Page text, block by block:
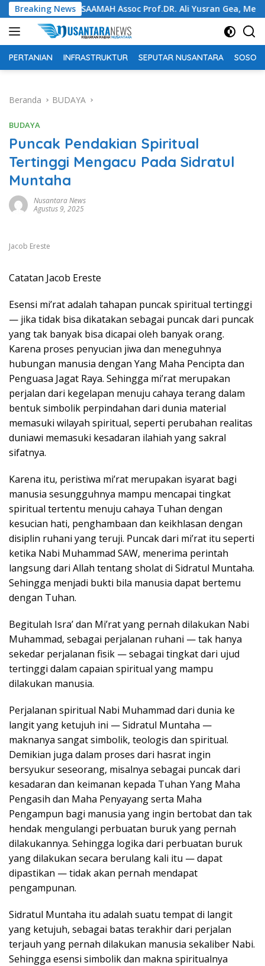
Langsung
ke
konten
Breaking News
Waris SAAMAH Assoc Prof.DR. Ali Yusran Gea,
PERTANIAN INFRASTRUKTUR SEPUTAR NUSANTARA SOSOK
Beranda BUDAYA
BUDAYA
Puncak Pendakian Spiritual
Tertinggi Mengacu Pada Sidratul
Muntaha
Nusantara News
Agustus 9, 2025
Jacob Ereste
Catatan Jacob Ereste
Esensi mi’rat adalah tahapan puncak spiritual tertinggi
— jika tidak bisa dikatakan sebagai puncak dari puncak
yang tak banyak bisa dicapai oleh banyak orang.
Karena proses penyucian jiwa dan meneguhnya
hubungan manusia dengan Yang Maha Pencipta dan
Penguasa Jagat Raya. Sehingga mi’rat merupakan
perjalan dari kegelapan menuju cahaya terang dalam
bentuk simbolik perpindahan dari dunia material
memasuki wilayah spiritual, seperti perubahan realitas
duniawi memasuki kesadaran ilahiah yang sakral
sifatnya.
Karena itu, peristiwa mi’rat merupakan isyarat bagi
manusia sesungguhnya mampu mencapai tingkat
spiritual tertentu menuju cahaya Tuhan dengan
kesucian hati, penghambaan dan keikhlasan dengan
disiplin ruhani yang teruji. Puncak dari mi’rat itu seperti
ketika Nabi Muhammad SAW, menerima perintah
langsung dari Allah tentang sholat di Sidratul Muntaha.
Sehingga menjadi bukti bila manusia dapat bertemu
dengan Tuhan.
Begitulah Isra’ dan Mi’rat yang pernah dilakukan Nabi
Muhammad, sebagai perjalanan ruhani — tak hanya
sekedar perjalanan fisik — sebagai tingkat dari ujud
tertinggi dalam capaian spiritual yang mampu
dilakukan manusia.
Perjalanan spiritual Nabi Muhammad dari dunia ke
langit yang ketujuh ini — Sidratul Muntaha —
maknanya sangat simbolik, teologis dan spiritual.
Demikian juga dalam proses dari hasrat ingin
bersyukur seseorang, misalnya sebagai puncak dari
kesadaran dan keimanan kepada Tuhan Yang Maha
Pengasih dan Maha Penyayang serta Maha
Pengampun bagi manusia yang ingin bertobat dan tak
hendak mengulangi perbuatan buruk yang pernah
dilakukannya. Sehingga logika dari perbuatan buruk
yang dilakukan secara berulang kali itu — dapat
dipastikan — tidak akan pernah mendapat
pengampunan.
Sidratul Muntaha itu adalah suatu tempat di langit
yang ketujuh, sebagai batas terakhir dari perjalan
terjauh yang pernah dilakukan manusia sekaliber Nabi.
Sehingga esensi simbolik dan makna spiritualnya